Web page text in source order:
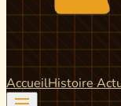
AccueilHistoire